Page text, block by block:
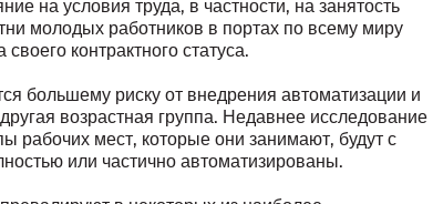
молодых работников в портах по всему миру
контрактного статуса.
большему риску от внедрения автоматизации и
возрастная группа. Недавнее исследование
рабочих мест, которые они занимают, будут с
или частично автоматизированы.